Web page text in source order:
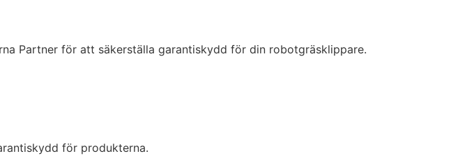
Partner för att säkerställa garantiskydd för din robotgräsklippare.
för produkterna.